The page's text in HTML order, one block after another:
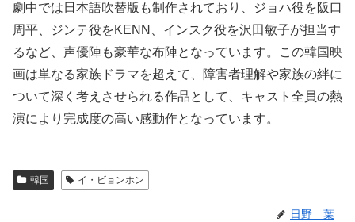
劇中では日本語吹替版も制作されており、ジョハ役を阪口
周平、ジンテ役をKENN、インスク役を沢田敏子が担当す
るなど、声優陣も豪華な布陣となっています。この韓国映
画は単なる家族ドラマを超えて、障害者理解や家族の絆に
ついて深く考えさせられる作品として、キャスト全員の熱
演により完成度の高い感動作となっています。
韓国 イ・ビョンホン
日野 葉